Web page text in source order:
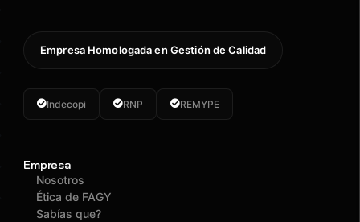
Empresa Homologada en Gestión de Calidad
Indecopi RNP REMYPE
Empresa
Nosotros
Ética de FAGY
Sabías que?